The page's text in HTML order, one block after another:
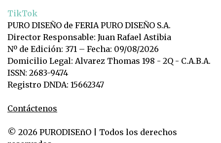
TikTok
PURO DISEÑO de FERIA PURO DISEÑO S.A.
Director Responsable: Juan Rafael Astibia
Nº de Edición: 371 – Fecha: 09/08/2026
Domicilio Legal: Alvarez Thomas 198 - 2Q - C.A.B.A.
ISSN: 2683-9474
Registro DNDA: 15662347
Contáctenos
© 2026 PURODISEñO | Todos los derechos